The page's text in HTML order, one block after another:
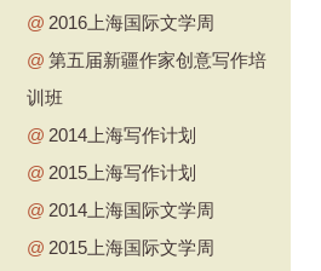
@ 2016上海国际文学周
@ 第五届新疆作家创意写作培
训班
@ 2014上海写作计划
@ 2015上海写作计划
@ 2014上海国际文学周
@ 2015上海国际文学周